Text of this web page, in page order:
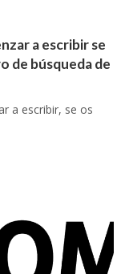
a escribir se
de búsqueda de
a escribir, se os